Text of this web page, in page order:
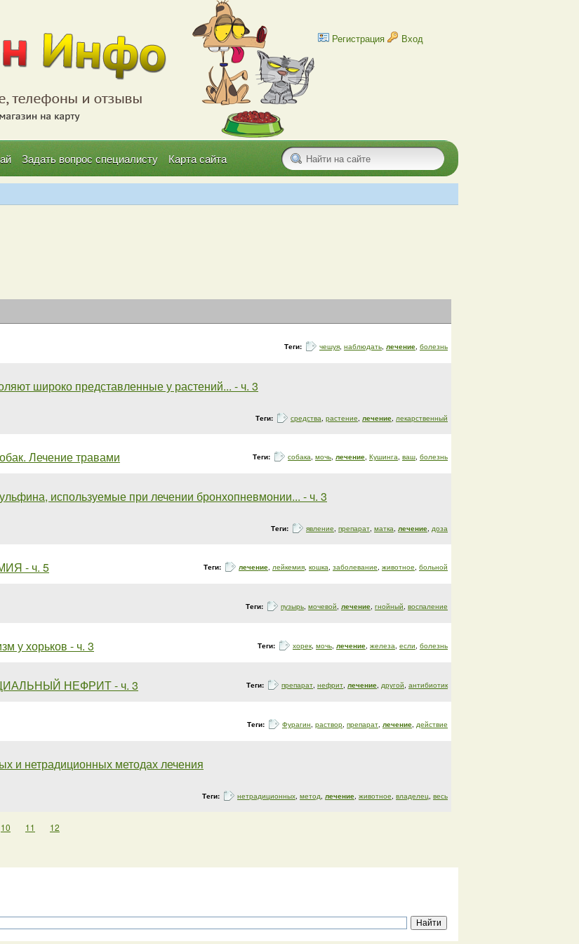
Регистрация Вход
Задать вопрос специалисту Карта сайта
Теги: чешуя, наблюдать, лечение, болезнь
широко представленные у растений... - ч. 3
Теги: средства, растение, лечение, лекарственный
Лечение травами Теги: собака, мочь, лечение, Кушинга, ваш, болезнь
используемые при лечении бронхопневмонии... - ч. 3
Теги: явление, препарат, матка, лечение, доза
- ч. 5 Теги: лечение, лейкемия, кошка, заболевание, животное, больной
Теги: пузырь, мочевой, лечение, гнойный, воспаление
у хорьков - ч. 3 Теги: хорек, мочь, лечение, железа, если, болезнь
НЕФРИТ - ч. 3 Теги: препарат, нефрит, лечение, другой, антибиотик
Теги: Фурагин, раствор, препарат, лечение, действие
и нетрадиционных методах лечения
Теги: нетрадиционных, метод, лечение, животное, владелец, весь
10 11 12